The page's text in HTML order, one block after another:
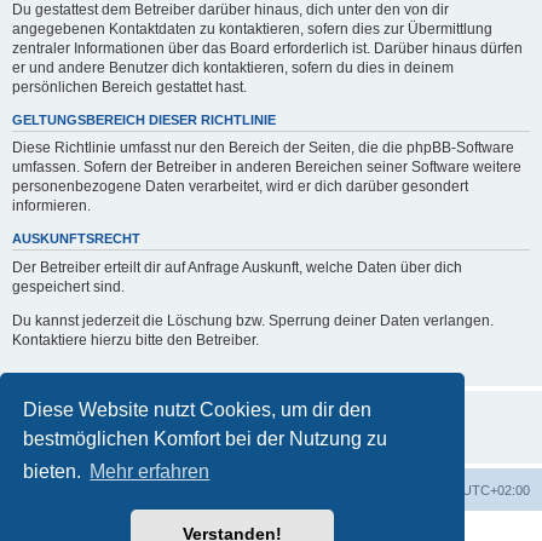
Diese Website nutzt Cookies, um dir den
bestmöglichen Komfort bei der Nutzung zu
bieten. Mehr erfahren
Verstanden!
Du gestattest dem Betreiber darüber hinaus, dich unter den von dir
angegebenen Kontaktdaten zu kontaktieren, sofern dies zur Übermittlung
zentraler Informationen über das Board erforderlich ist. Darüber hinaus dürfen
er und andere Benutzer dich kontaktieren, sofern du dies in deinem
persönlichen Bereich gestattet hast.
GELTUNGSBEREICH DIESER RICHTLINIE
Diese Richtlinie umfasst nur den Bereich der Seiten, die die phpBB-Software
umfassen. Sofern der Betreiber in anderen Bereichen seiner Software weitere
personenbezogene Daten verarbeitet, wird er dich darüber gesondert
informieren.
AUSKUNFTSRECHT
Der Betreiber erteilt dir auf Anfrage Auskunft, welche Daten über dich
gespeichert sind.
Du kannst jederzeit die Löschung bzw. Sperrung deiner Daten verlangen.
Kontaktiere hierzu bitte den Betreiber.
UTC+02:00
Powered byphpBB® Forum Software © phpBB Limited